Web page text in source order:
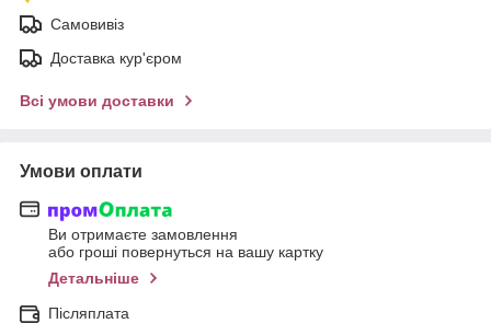
Самовивіз
Доставка кур'єром
Всі умови доставки
Умови оплати
Ви отримаєте замовлення
або гроші повернуться на вашу картку
Детальніше
Післяплата